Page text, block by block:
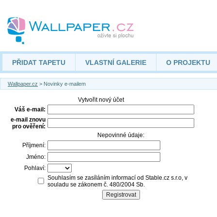
PŘIDAT TAPETU VLASTNÍ GALERIE O PROJEKTU
Wallpaper.cz > Novinky e-mailem